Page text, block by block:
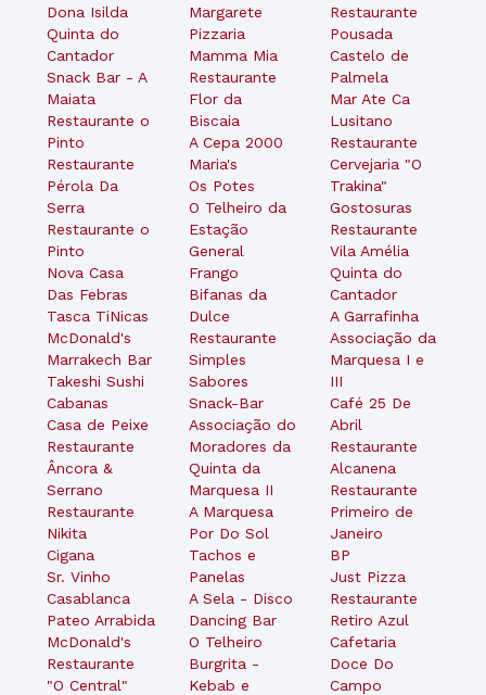
Dona Isilda
Quinta do
Cantador
Snack Bar - A
Maiata
Restaurante o
Pinto
Restaurante
Pérola Da
Serra
Restaurante o
Pinto
Nova Casa
Das Febras
Tasca TiNicas
McDonald's
Marrakech Bar
Takeshi Sushi
Cabanas
Casa de Peixe
Restaurante
Âncora &
Serrano
Restaurante
Nikita
Cigana
Sr. Vinho
Casablanca
Pateo Arrabida
McDonald's
Restaurante
"O Central"
Margarete
Pizzaria
Mamma Mia
Restaurante
Flor da
Biscaia
A Cepa 2000
Maria's
Os Potes
O Telheiro da
Estação
General
Frango
Bifanas da
Dulce
Restaurante
Simples
Sabores
Snack-Bar
Associação do
Moradores da
Quinta da
Marquesa II
A Marquesa
Por Do Sol
Tachos e
Panelas
A Sela - Disco
Dancing Bar
O Telheiro
Burgrita -
Kebab e
Restaurante
Pousada
Castelo de
Palmela
Mar Ate Ca
Lusitano
Restaurante
Cervejaria "O
Trakina"
Gostosuras
Restaurante
Vila Amélia
Quinta do
Cantador
A Garrafinha
Associação da
Marquesa I e
III
Café 25 De
Abril
Restaurante
Alcanena
Restaurante
Primeiro de
Janeiro
BP
Just Pizza
Restaurante
Retiro Azul
Cafetaria
Doce Do
Campo